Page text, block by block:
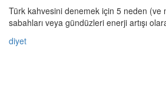
Türk kahvesini denemek için 5 neden (ve
sabahları veya gündüzleri enerji artışı
diyet